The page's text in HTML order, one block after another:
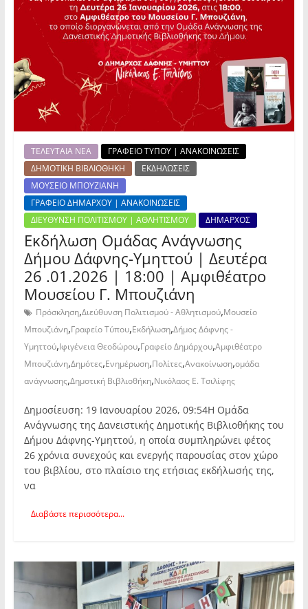
ΤΕΛΕΥΤΑΙΑ ΝΕΑ
ΓΡΑΦΕΙΟ ΤΥΠΟΥ | ΑΝΑΚΟΙΝΩΣΕΙΣ
ΔΗΜΟΤΙΚΗ ΒΙΒΛΙΟΘΗΚΗ
ΕΚΔΗΛΩΣΕΙΣ
ΜΟΥΣΕΙΟ ΜΠΟΥΖΙΑΝΗ
ΓΡΑΦΕΙΟ ΔΗΜΑΡΧΟΥ | ΑΝΑΚΟΙΝΩΣΕΙΣ
ΔΙΕΥΘΥΝΣΗ ΠΟΛΙΤΙΣΜΟΥ | ΑΘΛΗΤΙΣΜΟΥ
ΔΗΜΑΡΧΟΣ
Εκδήλωση Ομάδας Ανάγνωσης
Δήμου Δάφνης-Υμηττού | Δευτέρα
26 .01.2026 | 18:00 | Αμφιθέατρο
Μουσείου Γ. Μπουζιάνη
Πρόσκληση,Διεύθυνση Πολιτισμού - Αθλητισμού,Μουσείο
Μπουζιάνη,Γραφείο Τύπου,Εκδήλωση,Δήμος Δάφνης -
Υμηττού,Ιφιγένεια Θεοδώρου,Γραφείο Δημάρχου,Αμφιθέατρο
Μπουζιάνη,Δημότες,Ενημέρωση,Πολίτες,Ανακοίνωση,ομάδα
ανάγνωσης,Δημοτική Βιβλιοθήκη,Νικόλαος Ε. Τσιλίφης
Δημοσίευση: 19 Ιανουαρίου 2026, 09:54Η Ομάδα
Ανάγνωσης της Δανειστικής Δημοτικής Βιβλιοθήκης του
Δήμου Δάφνης-Υμηττού, η οποία συμπληρώνει φέτος
26 χρόνια συνεχούς και ενεργής παρουσίας στον χώρο
του βιβλίου, στο πλαίσιο της ετήσιας εκδήλωσής της,
να
Διαβάστε περισσότερα...